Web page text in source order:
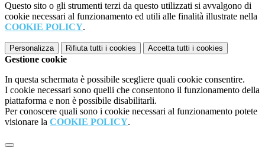
Questo sito o gli strumenti terzi da questo utilizzati si avvalgono di
cookie necessari al funzionamento ed utili alle finalità illustrate nella
COOKIE POLICY.
Personalizza Rifiuta tutti i cookies Accetta tutti i cookies
Gestione cookie
In questa schermata è possibile scegliere quali cookie consentire.
I cookie necessari sono quelli che consentono il funzionamento della
piattaforma e non è possibile disabilitarli.
Per conoscere quali sono i cookie necessari al funzionamento potete
visionare la COOKIE POLICY.